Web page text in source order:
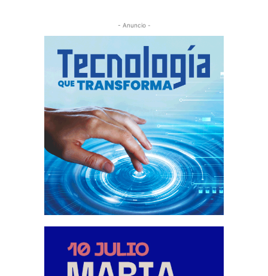
- Anuncio -